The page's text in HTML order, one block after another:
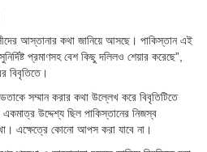
আস্তানার কথা জানিয়ে আসছে। পাকিস্তান এই
প্রমাণসহ বেশ কিছু দলিলও শেয়ার করেছে”,
বিবৃতিতে।
সম্মান করার কথা উল্লেখ করে বিবৃতিটিতে
উদ্দেশ্য ছিল পাকিস্তানের নিজস্ব
এক্ষেত্রে কোনো আপস করা যাবে না।